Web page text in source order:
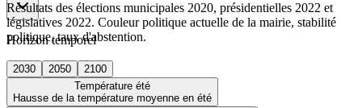
Horizon temporel
2030 2050
2100
Température été
Hausse de la température moyenne en été
Résultats des élections municipales 2020, présidentielles 2022 et
législatives 2022. Couleur politique actuelle de la mairie, stabilité
politique, taux d'abstention.